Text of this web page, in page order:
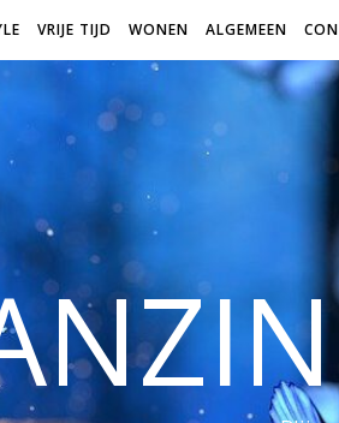
VRIJE TIJD WONEN ALGEMEEN